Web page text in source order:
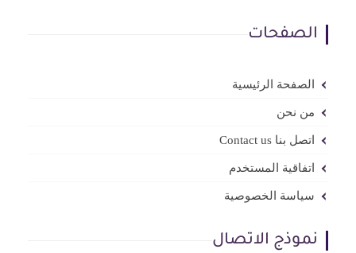
الصفحات
الصفحة الرئيسية
من نحن
اتصل بنا Contact us
اتفاقية المستخدم
سياسة الخصوصية
نموذج الاتصال